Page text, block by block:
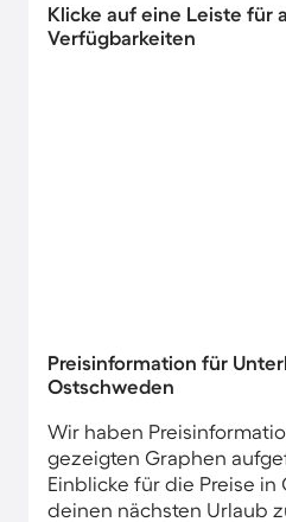
Klicke auf eine Leiste für
Verfügbarkeiten
Preisinformation für
Ostschweden
Wir haben
gezeigten Graphen
Einblicke für die Preise
deinen nächsten Urlaub